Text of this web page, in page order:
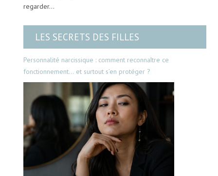
regarder…
LES SECRETS DES FILLES
Personnalité narcissique : comment reconnaître ce
fonctionnement… et surtout s’en protéger ?